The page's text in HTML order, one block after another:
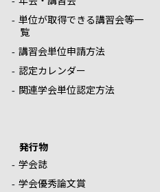
単位が取得できる講習会等一
覧
講習会単位申請方法
認定カレンダー
関連学会単位認定方法
発行物
学会誌
学会優秀論文賞